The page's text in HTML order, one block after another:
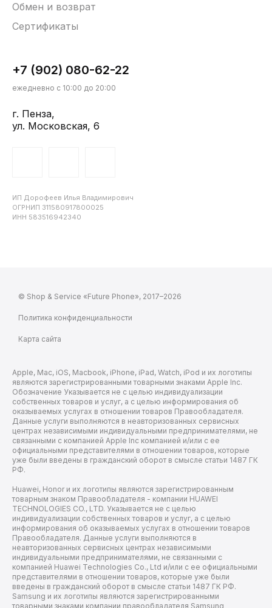
Обмен и возврат
Сертификаты
+7 (902) 080-62-22
ежедневно с 10:00 до 20:00
г. Пенза,
ул. Московская, 6
ИП Дорофеев Илья Владимирович
ОГРНИП 311580917800025
ИНН 583516942340
© Shop & Service «Future Phone», 2017–2026
Политика конфиденциальности
Карта сайта
Apple, Mac, iOS, Macbook, iPhone, iPad, Watch, iPod и их логотипы
являются зарегистрированными товарными знаками Apple Inc.
Обозначение Указывается не с целью индивидуализации
собственных товаров и услуг, а с целью информирования об
оказываемых услугах в отношении товаров Правообладателя.
Данные услуги выполняются в неавторизованных сервисных
центрах независимыми индивидуальными предпринимателями, не
связанными с компанией Apple Inc компанией и/или с ее
официальными представителями в отношении товаров, которые
уже были введены в гражданский оборот в смысле статьи 1487 ГК
РФ.
Huawei, Honor и их логотипы являются зарегистрированным
товарным знаком Правообладателя - компании HUAWEI
TECHNOLOGIES CO., LTD. Указывается не с целью
индивидуализации собственных товаров и услуг, а с целью
информирования об оказываемых услугах в отношении товаров
Правообладателя. Данные услуги выполняются в
неавторизованных сервисных центрах независимыми
индивидуальными предпринимателями, не связанными с
компанией Huawei Technologies Co., Ltd и/или с ее официальными
представителями в отношении товаров, которые уже были
введены в гражданский оборот в смысле статьи 1487 ГК РФ.
Samsung и их логотипы являются зарегистрированными
товарными знаками компании правообладателя Samsung